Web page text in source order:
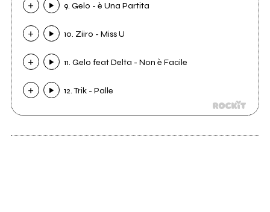
9. Gelo - è Una Partita
10. Ziiro - Miss U
11. Gelo feat Delta - Non è Facile
12. Trik - Palle